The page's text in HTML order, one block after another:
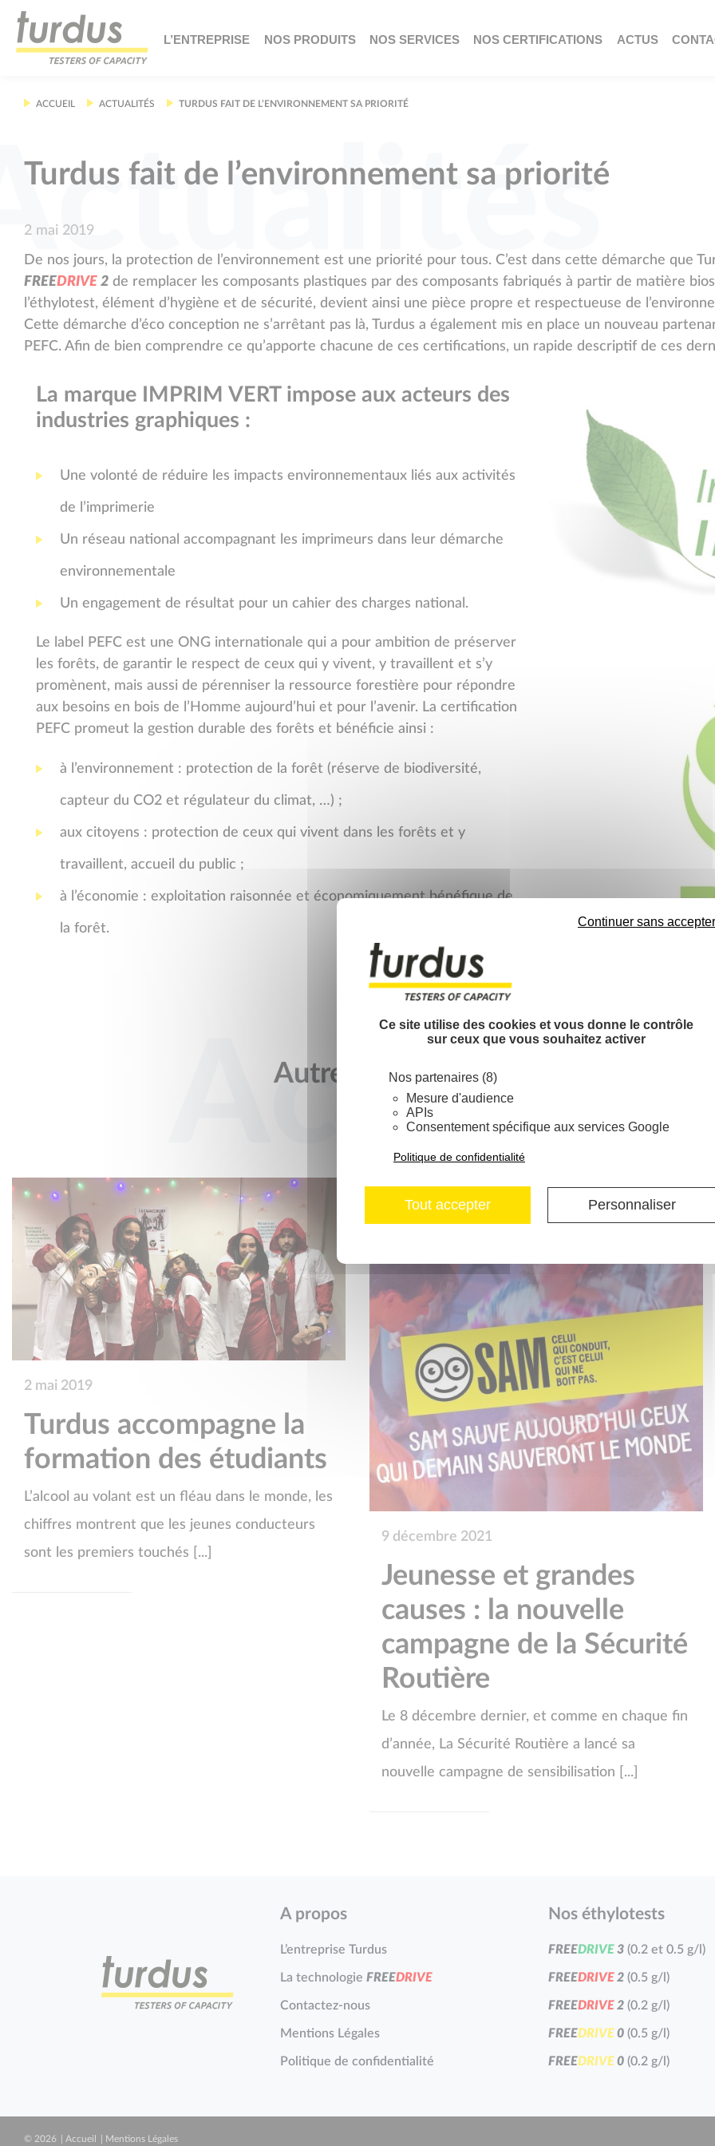
Ce site utilise des cookies et vous donne le contrôle
sur ceux que vous souhaitez activer
Nos partenaires (8)
Mesure d'audience
APIs
Consentement spécifique aux services Google
Tout accepter
Continuer sans accepter
Personnaliser
Politique de confidentialité
L’ENTREPRISE NOS PRODUITS NOS SERVICES NOS CERTIFICATIONS ACTUS
ACCUEIL ACTUALITÉS TURDUS FAIT DE L’ENVIRONNEMENT SA PRIORITÉ
Turdus fait de l’environnement sa priorité
2 mai 2019
De nos jours, la protection de l’environnement est une priorité pour tous. C’est dans cette démarche que
FREEDRIVE 2 de remplacer les composants plastiques par des composants fabriqués à partir de matière
l’éthylotest, élément d’hygiène et de sécurité, devient ainsi une pièce propre et respectueuse de
Cette démarche d’éco conception ne s’arrêtant pas là, Turdus a également mis en place un nouveau
PEFC. Afin de bien comprendre ce qu’apporte chacune de ces certifications, un rapide descriptif de ces
La marque IMPRIM VERT impose aux acteurs des
industries graphiques :
Une volonté de réduire les impacts environnementaux liés aux activités
de l’imprimerie
Un réseau national accompagnant les imprimeurs dans leur démarche
environnementale
Un engagement de résultat pour un cahier des charges national.
Le label PEFC est une ONG internationale qui a pour ambition de préserver
les forêts, de garantir le respect de ceux qui y vivent, y travaillent et s’y
promènent, mais aussi de pérenniser la ressource forestière pour répondre
aux besoins en bois de l’Homme aujourd’hui et pour l’avenir. La certification
PEFC promeut la gestion durable des forêts et bénéficie ainsi :
à l’environnement : protection de la forêt (réserve de biodiversité,
capteur du CO2 et régulateur du climat, …) ;
aux citoyens : protection de ceux qui vivent dans les forêts et y
travaillent, accueil du public ;
à l’économie : exploitation raisonnée et économiquement bénéfique de
la forêt.
Autres articles en lien avec cette
2 mai 2019
Turdus accompagne la
formation des étudiants
L’alcool au volant est un fléau dans le monde, les
chiffres montrent que les jeunes conducteurs
sont les premiers touchés [...]
9 décembre 2021
Jeunesse et grandes
causes : la nouvelle
campagne de la Sécurité
Routière
Le 8 décembre dernier, et comme en chaque fin
d’année, La Sécurité Routière a lancé sa
nouvelle campagne de sensibilisation [...]
A propos
L’entreprise Turdus
La technologie FREEDRIVE
Contactez-nous
Mentions Légales
Politique de confidentialité
Nos éthylotests
FREEDRIVE3 (0.2 et 0.5 g/l)
FREEDRIVE2 (0.5 g/l)
FREEDRIVE2 (0.2 g/l)
FREEDRIVE0 (0.5 g/l)
FREEDRIVE0 (0.2 g/l)
© 2026 Accueil Mentions Légales